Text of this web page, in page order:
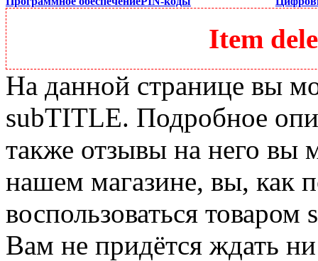
Item
На данной странице вы
subTITLE. Подробное
также отзывы на него вы
нашем магазине, вы, как
воспользоваться
Вам не придётся ждать